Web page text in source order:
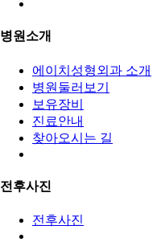
병원소개
에이치성형외과 소개
병원둘러보기
보유장비
진료안내
찾아오시는 길
전후사진
전후사진